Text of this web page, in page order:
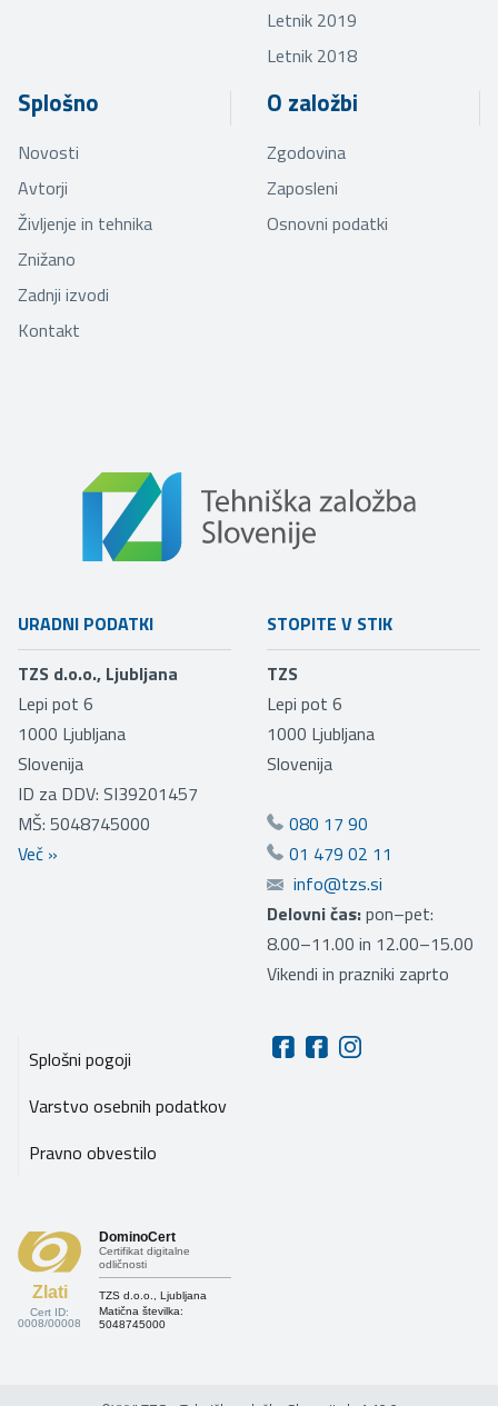
Letnik 2019
Letnik 2018
Splošno
Novosti
Avtorji
Življenje in tehnika
Znižano
Zadnji izvodi
Kontakt
O založbi
Zgodovina
Zaposleni
Osnovni podatki
URADNI PODATKI
TZS d.o.o., Ljubljana
Lepi pot 6
1000 Ljubljana
Slovenija
ID za DDV: SI39201457
MŠ: 5048745000
Več »
STOPITE V STIK
TZS
Lepi pot 6
1000 Ljubljana
Slovenija
080 17 90
01 479 02 11
info@tzs.si
Delovni čas:pon–pet:
8.00–11.00 in 12.00–15.00
Vikendi in prazniki zaprto
Splošni pogoji
Varstvo osebnih podatkov
Pravno obvestilo
Zlati
Cert ID:
0008/00008
DominoCert
Certifikat digitalne
odličnosti
TZS d.o.o., Ljubljana
Matična številka:
5048745000